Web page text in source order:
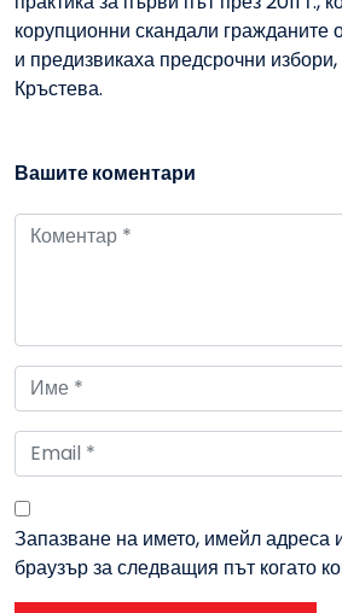
корупционни скандали гражданите
и предизвикаха предсрочни
Кръстева.
Вашите коментари
Запазване на името, имейл адреса
браузър за следващия път когато